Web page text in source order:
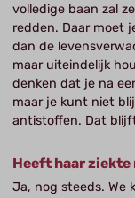
volledige baan zal
redden. Daar moet
dan de
maar uiteindelijk
denken dat je na
maar je kunt niet
antistoffen. Dat
Heeft haar
Ja, nog steeds. We